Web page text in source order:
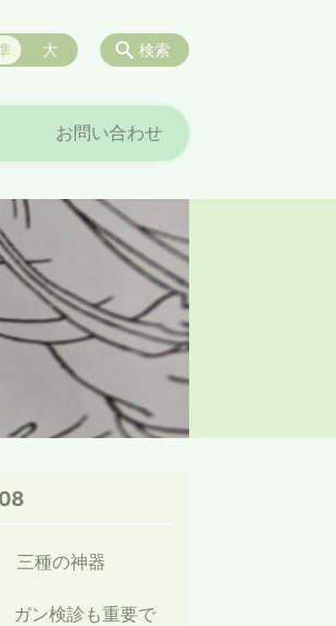
お問い合わせ
検索
大
三種の神器
ガン検診も重要で